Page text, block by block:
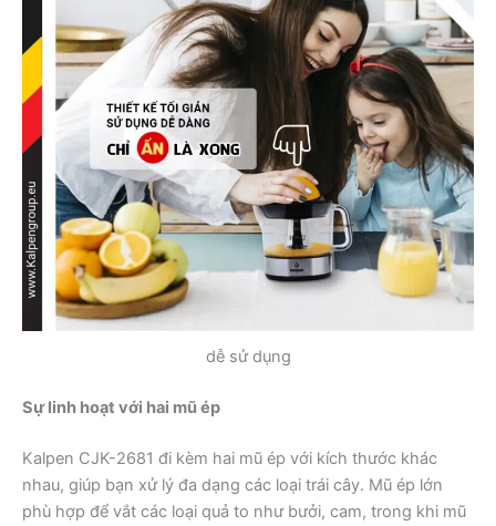
dễ sử dụng
Sự linh hoạt với hai mũ ép
Kalpen CJK-2681 đi kèm hai mũ ép với kích thước khác
nhau, giúp bạn xử lý đa dạng các loại trái cây. Mũ ép lớn
phù hợp để vắt các loại quả to như bưởi, cam, trong khi mũ